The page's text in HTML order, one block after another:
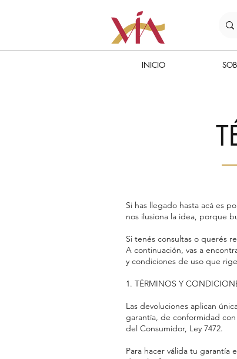
INICIO
Si has llegado hasta acá es
nos ilusiona la idea, porque
Si tenés consultas o querés
A continuación, vas a
y condiciones de uso que
1. TÉRMINOS Y
Las devoluciones aplican
garantía, de conformidad
del Consumidor, Ley 7472.
Para hacer válida tu garantía